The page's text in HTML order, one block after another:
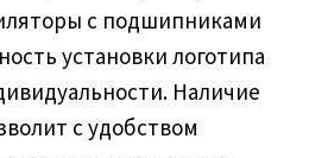
с подшипниками
установки логотипа
Наличие
с удобством